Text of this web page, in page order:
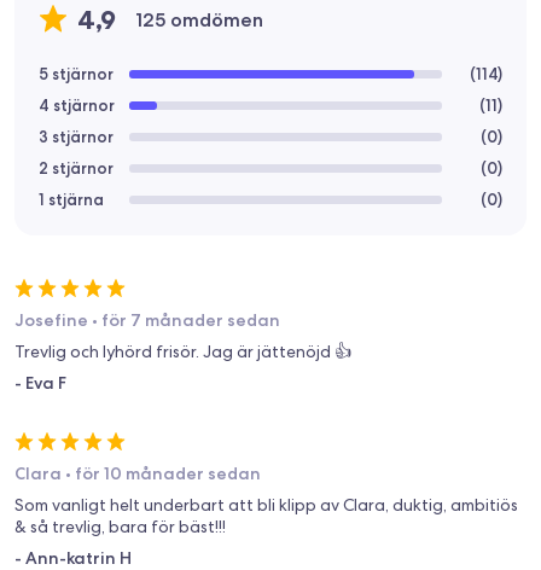
4,9 125 omdömen
5 stjärnor (114)
4 stjärnor
(11)
3 stjärnor
(0)
2 stjärnor
(0)
1 stjärna
(0)
Josefine • för 7 månader sedan
Trevlig och lyhörd frisör. Jag är jättenöjd 👍
- Eva F
Clara • för 10 månader sedan
Som vanligt helt underbart att bli klipp av Clara, duktig, ambitiös
& så trevlig, bara för bäst!!!
- Ann-katrin H